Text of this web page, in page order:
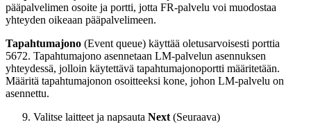
pääpalvelimen osoite ja portti, jotta FR-palvelu voi muodostaa
yhteyden oikeaan pääpalvelimeen.
Tapahtumajono (Event queue) käyttää oletusarvoisesti porttia
5672. Tapahtumajono asennetaan LM-palvelun asennuksen
yhteydessä, jolloin käytettävä tapahtumajonoportti määritetään.
Määritä tapahtumajonon osoitteeksi kone, johon LM-palvelu on
asennettu.
Valitse laitteet ja napsauta Next (Seuraava)